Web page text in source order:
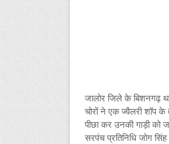
जालोर जिले के बिशनगढ़
चोरों ने एक ज्वैलरी शॉप
पीछा कर उनकी गाड़ी को
सरपंच प्रतिनिधि जोग